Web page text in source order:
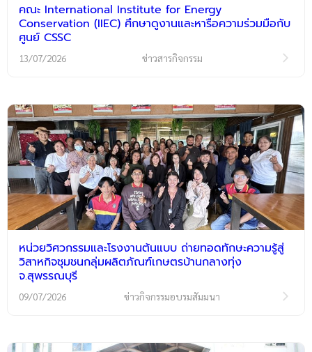
คณะ International Institute for Energy
Conservation (IIEC) ศึกษาดูงานและหารือความร่วมมือกับ
ศูนย์ CSSC
13/07/2026 ข่าวสารกิจกรรม
หน่วยวิศวกรรมและโรงงานต้นแบบ ถ่ายทอดทักษะความรู้สู่
วิสาหกิจชุมชนกลุ่มผลิตภัณฑ์เกษตรบ้านกลางทุ่ง
จ.สุพรรณบุรี
09/07/2026 ข่าวกิจกรรมอบรมสัมมนา